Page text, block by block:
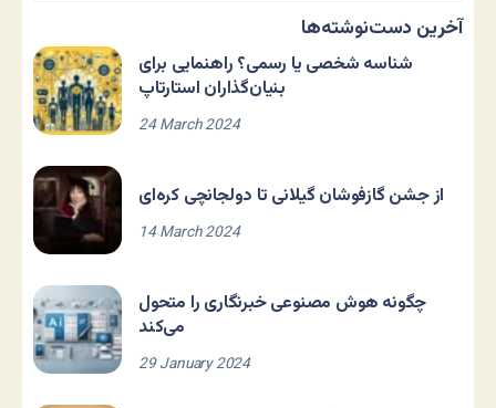
آخرین دست‌نوشته‌ها
شناسه شخصی یا رسمی؟ راهنمایی برای
بنیان‌گذاران استارتاپ
24 March 2024
از جشن گازفوشان گیلانی تا دولجانچی کره‌ای
14 March 2024
چگونه هوش مصنوعی خبرنگاری را متحول
می‌کند
29 January 2024